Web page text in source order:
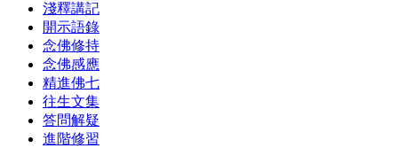
淺釋講記
開示語錄
念佛修持
念佛感應
精進佛七
往生文集
答問解疑
進階修習